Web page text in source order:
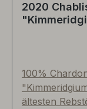
2020
100%
ältesten